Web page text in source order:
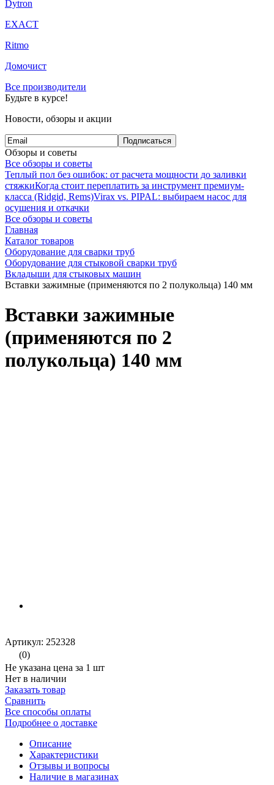
Dytron
EXACT
Ritmo
Домочист
Все производители
Будьте в курсе!
Новости, обзоры и акции
Подписаться
Обзоры и советы
Все обзоры и советы
Теплый пол без ошибок: от расчета мощности до заливки
стяжкиКогда стоит переплатить за инструмент премиум-
класса (Ridgid, Rems)Virax vs. PIPAL: выбираем насос для
осушения и откачки
Все обзоры и советы
Главная
Каталог товаров
Оборудование для сварки труб
Оборудование для стыковой сварки труб
Вкладыши для стыковых машин
Вставки зажимные (применяются по 2 полукольца) 140 мм
Вставки зажимные
(применяются по 2
полукольца) 140 мм
Артикул: 252328
(0)
Не указана цена за 1 шт
Нет в наличии
Заказать товар
Сравнить
Все способы оплаты
Подробнее о доставке
Описание
Характеристики
Отзывы и вопросы
Наличие в магазинах